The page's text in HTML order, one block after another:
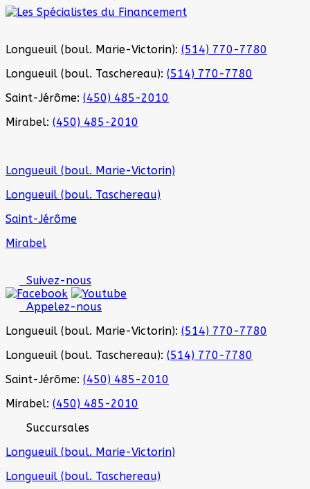
Longueuil (boul. Marie-Victorin): (514) 770-7780
Longueuil (boul. Taschereau): (514) 770-7780
Saint-Jérôme: (450) 485-2010
Mirabel: (450) 485-2010
Longueuil (boul. Marie-Victorin)
Longueuil (boul. Taschereau)
Saint-Jérôme
Mirabel
Suivez-nous
Appelez-nous
Longueuil (boul. Marie-Victorin): (514) 770-7780
Longueuil (boul. Taschereau): (514) 770-7780
Saint-Jérôme: (450) 485-2010
Mirabel: (450) 485-2010
Succursales
Longueuil (boul. Marie-Victorin)
Longueuil (boul. Taschereau)